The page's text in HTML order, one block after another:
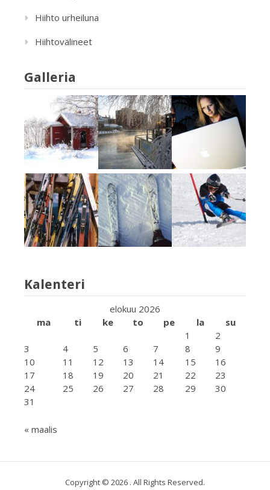
Hiihto urheiluna
Hiihtovälineet
Galleria
Kalenteri
elokuu 2026
ma
ti ke to pe la
su
1
2
3
4 5 6 7 8
9
10
11 12 13 14 15
16
17
18 19 20 21 22
23
24
25 26 27 28 29
30
31
« maalis
Copyright © 2026 . All Rights Reserved.